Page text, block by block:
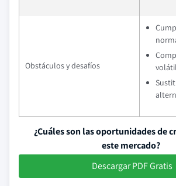
Obstáculos y desafíos
¿Cuáles son las oportunidades de
este mercado?
Descargar PDF Gratis